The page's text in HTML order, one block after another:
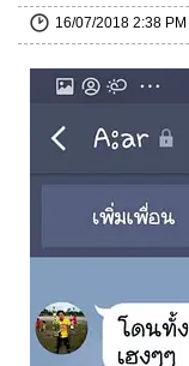
16/07/2018 2:38 PM